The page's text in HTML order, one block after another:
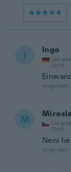
I Ingo
Lid
2019
ongeveer
M
Lid
2018
Není
ongeveer